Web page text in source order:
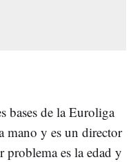
bases de la Euroliga
mano y es un director
es la edad y